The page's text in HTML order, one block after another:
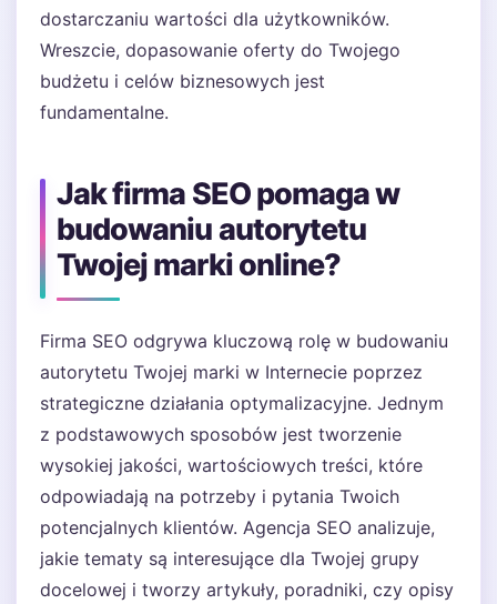
dostarczaniu wartości dla użytkowników.
Wreszcie, dopasowanie oferty do Twojego
budżetu i celów biznesowych jest
fundamentalne.
Jak firma SEO pomaga w
budowaniu autorytetu
Twojej marki online?
Firma SEO odgrywa kluczową rolę w budowaniu
autorytetu Twojej marki w Internecie poprzez
strategiczne działania optymalizacyjne. Jednym
z podstawowych sposobów jest tworzenie
wysokiej jakości, wartościowych treści, które
odpowiadają na potrzeby i pytania Twoich
potencjalnych klientów. Agencja SEO analizuje,
jakie tematy są interesujące dla Twojej grupy
docelowej i tworzy artykuły, poradniki, czy opisy